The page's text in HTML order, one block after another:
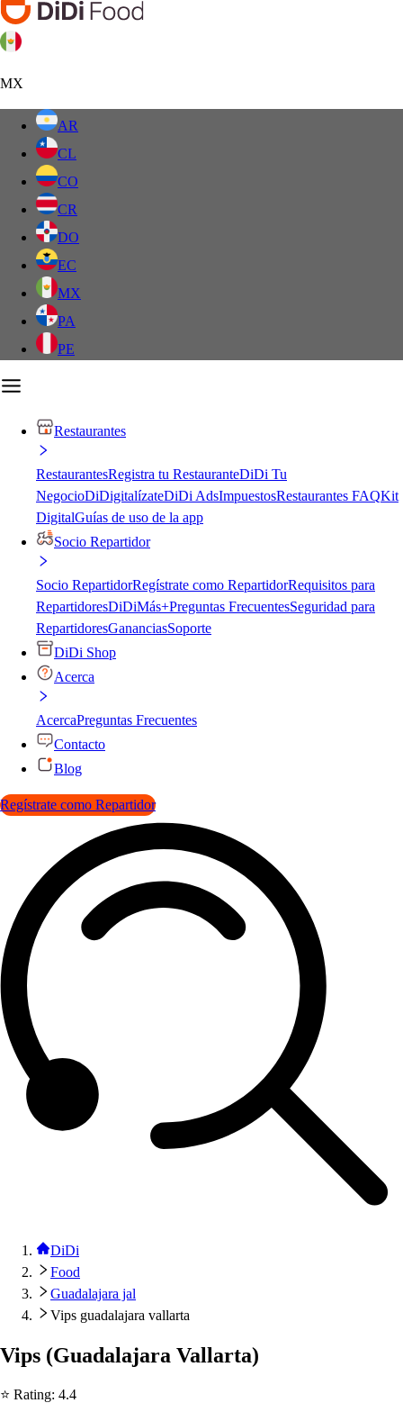
MX
AR
CL
CO
CR
DO
EC
MX
PA
PE
Restaurantes
RestaurantesRegistra tu RestauranteDiDi Tu
NegocioDiDigitalízateDiDi AdsImpuestosRestaurantes FAQKit
DigitalGuías de uso de la app
Socio Repartidor
Socio RepartidorRegístrate como RepartidorRequisitos para
RepartidoresDiDiMás+Preguntas FrecuentesSeguridad para
RepartidoresGananciasSoporte
DiDi Shop
Acerca
AcercaPreguntas Frecuentes
Contacto
Blog
Regístrate como Repartidor
DiDi
Food
Guadalajara jal
Vips guadalajara vallarta
Vips (Guadalajara Vallarta)
⭐ Rating: 4.4